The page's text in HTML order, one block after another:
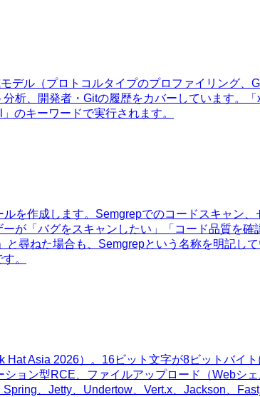
デル（プロトコルタイプのプロファイリング
析、開発者・Gitの履歴をカバーしています。
のキーワードで実行されます。
を作成します。Semgrepでのコードスキャン
が「バグをスキャンしたい」「コード品質を
尋ねた場合も、Semgrepという名称を明記し
。
Asia 2026）。16ビット文字が8ビットバイ
ョン型RCE、ファイルアップロード（Webシ
、Jetty、Undertow、Vert.x、Jackson、